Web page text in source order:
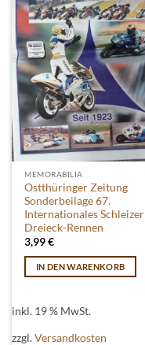
MEMORABILIA
Ostthüringer Zeitung
Sonderbeilage 67.
Internationales Schleizer
Dreieck-Rennen
3,99€
IN DEN WARENKORB
inkl. 19 % MwSt.
zzgl.Versandkosten